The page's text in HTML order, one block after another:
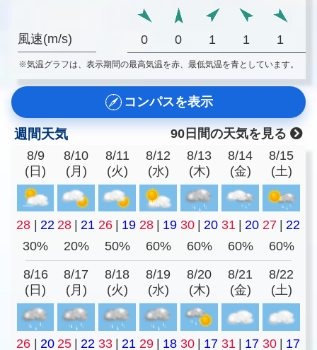
風速(m/s) 0 0 1 1 1
※気温グラフは、表示期間の最高気温を赤、最低気温を青としています。
コンパスを表示
週間天気
90日間の天気を見る
8/9
(日)
8/10
(月)
8/11
(火)
8/12
(水)
8/13
(木)
8/14
(金)
8/15
(土)
28 22 28 21 26 19 28 19 30 20 31 20 27
22
30%
20% 50% 60% 60% 60% 60%
8/16
(日)
8/17
(月)
8/18
(火)
8/19
(水)
8/20
(木)
8/21
(金)
8/22
(土)
26 20 25 22 33 21 29 18 30 17 31 17 30
17